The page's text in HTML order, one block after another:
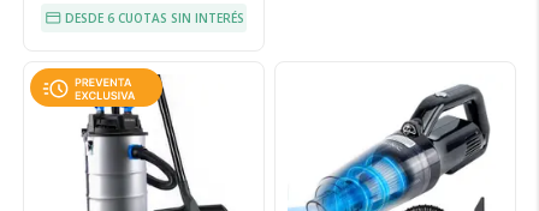
DESDE 6 CUOTAS SIN INTERÉS